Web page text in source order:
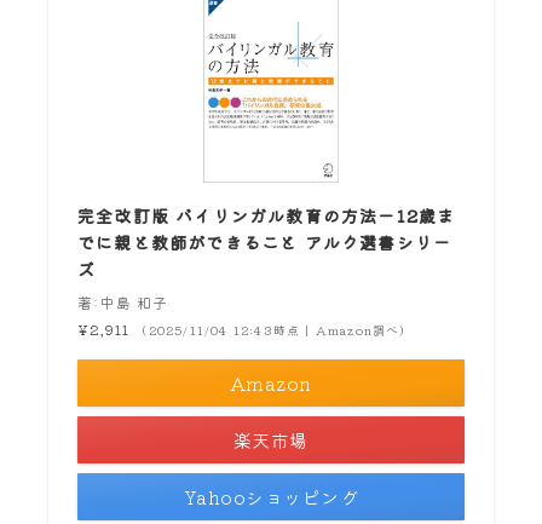
完全改訂版 バイリンガル教育の方法ー12歳ま
でに親と教師ができること アルク選書シリー
ズ
著:中島 和子
¥2,911
（2025/11/04 12:43時点 | Amazon調べ）
Amazon
楽天市場
Yahooショッピング